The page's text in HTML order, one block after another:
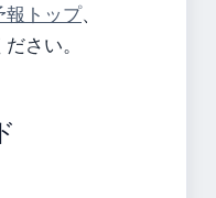
報トップ、
さい。